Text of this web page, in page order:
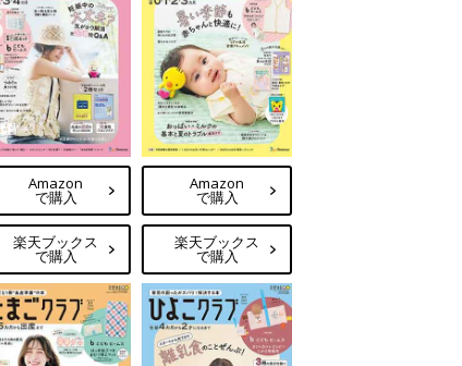
Amazon
で購入
楽天ブックス
で購入
Amazon
で購入
楽天ブックス
で購入